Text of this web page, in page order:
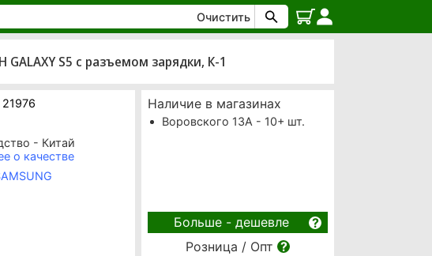
Очистить
S5 с разъемом зарядки, К-1
21976
- Китай
о качестве
Наличие в магазинах
Воровского 13А - 10+ шт.
Больше - дешевле
Розница / Опт